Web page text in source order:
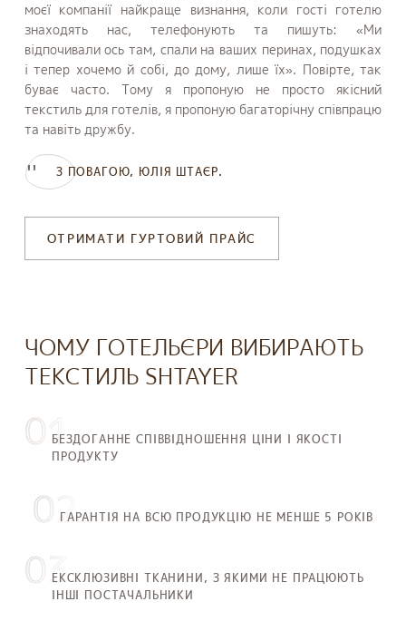
моєї компанії найкраще визнання, коли гості готелю
знаходять нас, телефонують та пишуть: «Ми
відпочивали ось там, спали на ваших перинах, подушках
і тепер хочемо й собі, до дому, лише їх». Повірте, так
буває часто. Тому я пропоную не просто якісний
текстиль для готелів, я пропоную багаторічну співпрацю
та навіть дружбу.
З ПОВАГОЮ, ЮЛІЯ ШТАЄР.
ОТРИМАТИ ГУРТОВИЙ ПРАЙС
ЧОМУ ГОТЕЛЬЄРИ ВИБИРАЮТЬ
ТЕКСТИЛЬ SHTAYER
01БЕЗДОГАННЕ СПІВВІДНОШЕННЯ ЦІНИ І ЯКОСТІ
ПРОДУКТУ
02ГАРАНТІЯ НА ВСЮ ПРОДУКЦІЮ НЕ МЕНШЕ 5 РОКІВ
03ЕКСКЛЮЗИВНІ ТКАНИНИ, З ЯКИМИ НЕ ПРАЦЮЮТЬ
ІНШІ ПОСТАЧАЛЬНИКИ